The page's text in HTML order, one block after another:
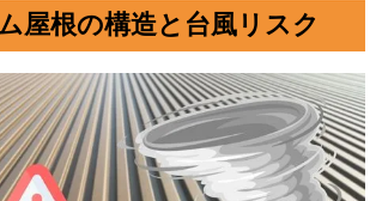
屋根の構造と台風リスク